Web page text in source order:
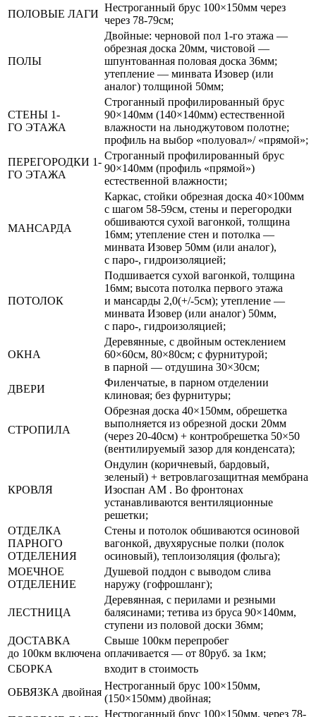
ПОЛОВЫЕ ЛАГИ
Нестроганный брус 100×150мм через
через 78-79см;
ПОЛЫ
Двойные: черновой пол 1-го этажа —
обрезная доска 20мм, чистовой —
шпунтованная половая доска 36мм;
утепление — минвата Изовер (или
аналог) толщиной 50мм;
СТЕНЫ 1-
ГО ЭТАЖА
Строганный профилированный брус
90×140мм (140×140мм) естественной
влажности на льноджутовом полотне;
профиль на выбор «полуовал»/ «прямой»;
ПЕРЕГОРОДКИ 1-
ГО ЭТАЖА
Строганный профилированный брус
90×140мм (профиль «прямой»)
естественной влажности;
МАНСАРДА
Каркас, стойки обрезная доска 40×100мм
с шагом 58-59см, стены и перегородки
обшиваются сухой вагонкой, толщина
16мм; утепление стен и потолка —
минвата Изовер 50мм (или аналог),
с паро-, гидроизоляцией;
ПОТОЛОК
Подшивается сухой вагонкой, толщина
16мм; высота потолка первого этажа
и мансарды 2,0(+/-5см); утепление —
минвата Изовер (или аналог) 50мм,
с паро-, гидроизоляцией;
ОКНА
Деревянные, с двойным остеклением
60×60см, 80×80см; с фурнитурой;
в парной — отдушина 30×30см;
ДВЕРИ
Филенчатые, в парном отделении
клиновая; без фурнитуры;
СТРОПИЛА
Обрезная доска 40×150мм, обрешетка
выполняется из обрезной доски 20мм
(через 20-40см) + контробрешетка 50×50
(вентилируемый зазор для конденсата);
КРОВЛЯ
Ондулин (коричневый, бардовый,
зеленый) + ветровлагозащитная мембрана
Изоспан АМ . Во фронтонах
устанавливаются вентиляционные
решетки;
ОТДЕЛКА
ПАРНОГО
ОТДЕЛЕНИЯ
Стены и потолок обшиваются осиновой
вагонкой, двухярусные полки (полок
осиновый), теплоизоляция (фольга);
МОЕЧНОЕ
ОТДЕЛЕНИЕ
Душевой поддон с выводом слива
наружу (гофрошланг);
ЛЕСТНИЦА
Деревянная, с перилами и резными
балясинами; тетива из бруса 90×140мм,
ступени из половой доски 36мм;
ДОСТАВКА
до 100км включена
Свыше 100км перепробег
оплачивается — от 80руб. за 1км;
СБОРКА
входит в стоимость
ОБВЯЗКА двойная
Нестроганный брус 100×150мм,
(150×150мм) двойная;
Нестроганный брус 100×150мм, через 78-